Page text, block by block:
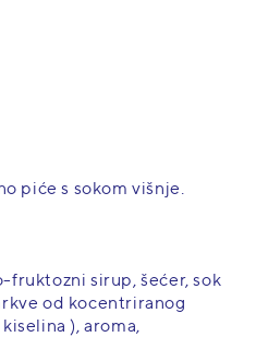
piće s sokom višnje.
fruktozni sirup, šećer, sok
od kocentriranog
), aroma,